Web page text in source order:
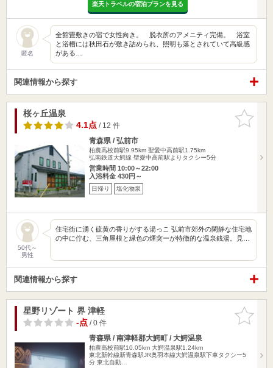
楽天トラベルの宿泊プランを見る
匿名
全館畳敷きの宿で女性向き。 脱衣所のアメニティ完備。 浴室
と浴槽には秋田石が敷き詰められ、照明も落とされていて高級感
がある…
関連情報から探す
お気に入
りに追加
桜ヶ丘温泉
4.1点/ 12 件
青森県 / 弘前市
柏農高校前駅9.95km 聖愛中高前駅1.75km
弘南鉄道大鰐線 聖愛中高前駅よりタクシー5分
営業時間 10:00～22:00
入浴料金 430円～
日帰り 塩化物泉
50代～
男性
住宅街に湧く硫黄の香りがする湯っこ 弘前市郊外の閑静な住宅地
の中に佇む、三角屋根と緑色の煙突ーが特徴的な温泉銭湯。見…
関連情報から探す
お気に入
りに追加
星野リゾート 界 津軽
-点/ 0 件
青森県 / 南津軽郡大鰐町 / 大鰐温泉
柏農高校前駅10.05km 大鰐温泉駅1.24km
東北新幹線新青森駅JR奥羽本線大鰐温泉駅下車タクシー5
分 東北自動…